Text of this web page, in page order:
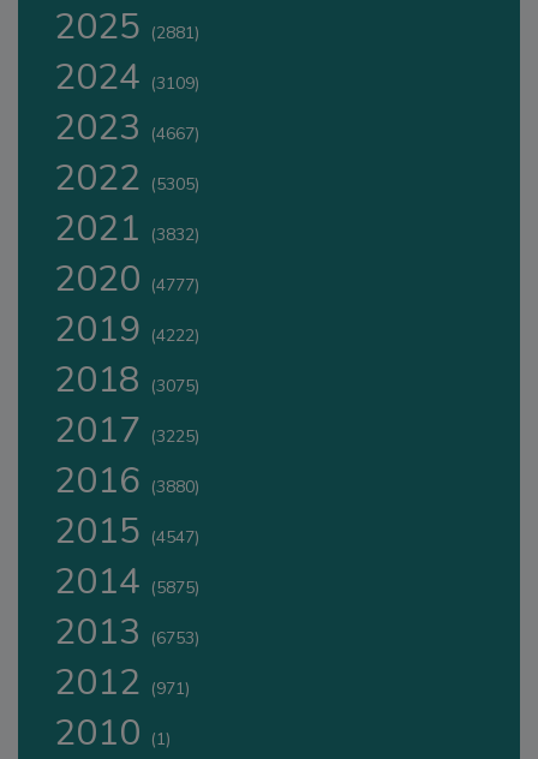
2025 (2881)
2024 (3109)
2023 (4667)
2022 (5305)
2021 (3832)
2020 (4777)
2019 (4222)
2018 (3075)
2017 (3225)
2016 (3880)
2015 (4547)
2014 (5875)
2013 (6753)
2012 (971)
2010 (1)